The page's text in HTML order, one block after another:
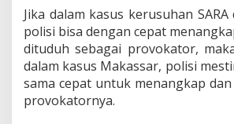
o
a
o
r
n
Jika dalam kasus kerusuhan
polisi bisa dengan cepat
dituduh sebagai provokator,
dalam kasus Makassar, polisi
sama cepat untuk menangkap
provokatornya.